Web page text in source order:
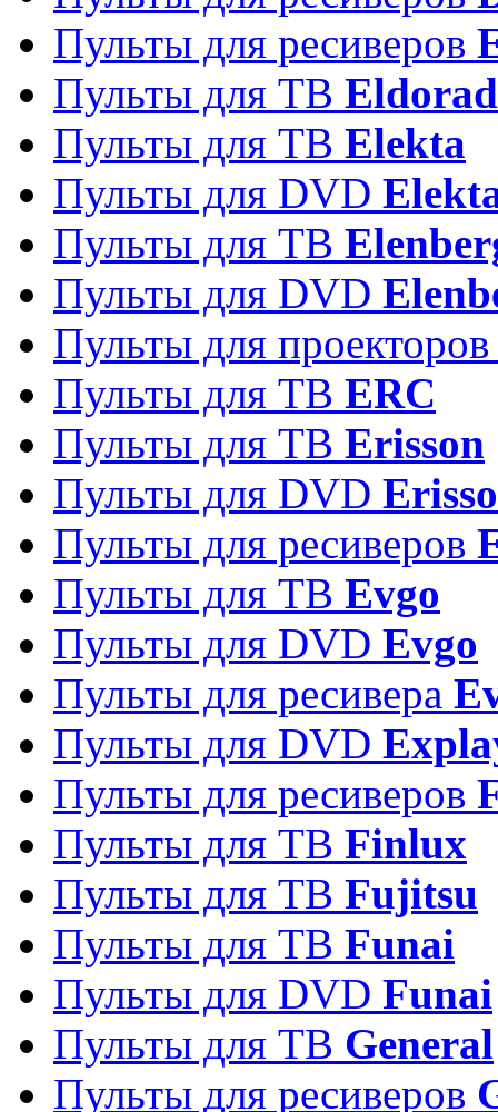
Пульты для ресиверов
Пульты для ТВ
Пульты для ТВ Elekta
Пульты для DVD
Пульты для ТВ
Пульты для DVD
Пульты для
Пульты для ТВ ERC
Пульты для ТВ Erisson
Пульты для DVD
Пульты для ресиверов
Пульты для ТВ Evgo
Пульты для DVD Evgo
Пульты для ресивера
Пульты для DVD
Пульты для ресиверов
Пульты для ТВ Finlux
Пульты для ТВ Fujitsu
Пульты для ТВ Funai
Пульты для DVD Funai
Пульты для ТВ General
Пульты для ресиверов